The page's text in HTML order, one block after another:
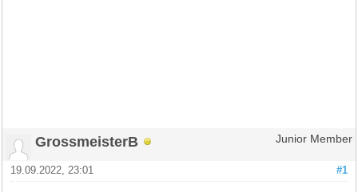
GrossmeisterB Junior Member
#1
19.09.2022, 23:01